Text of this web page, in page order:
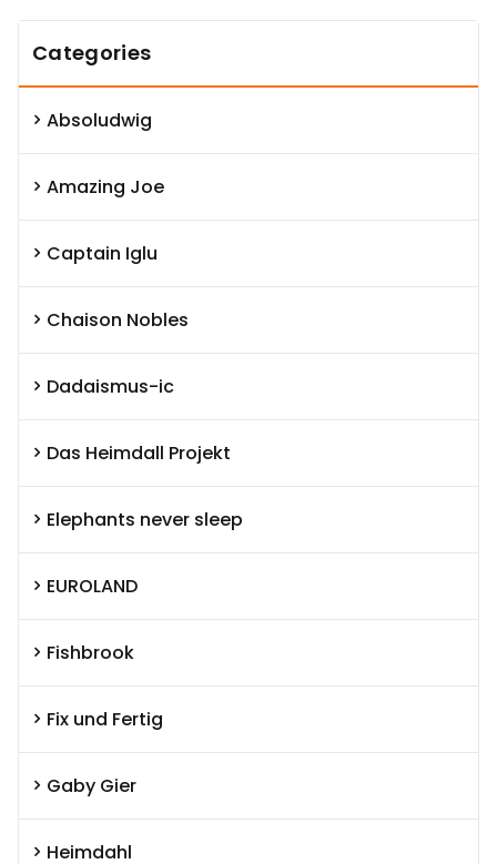
Categories
Absoludwig
Amazing Joe
Captain Iglu
Chaison Nobles
Dadaismus-ic
Das Heimdall Projekt
Elephants never sleep
EUROLAND
Fishbrook
Fix und Fertig
Gaby Gier
Heimdahl